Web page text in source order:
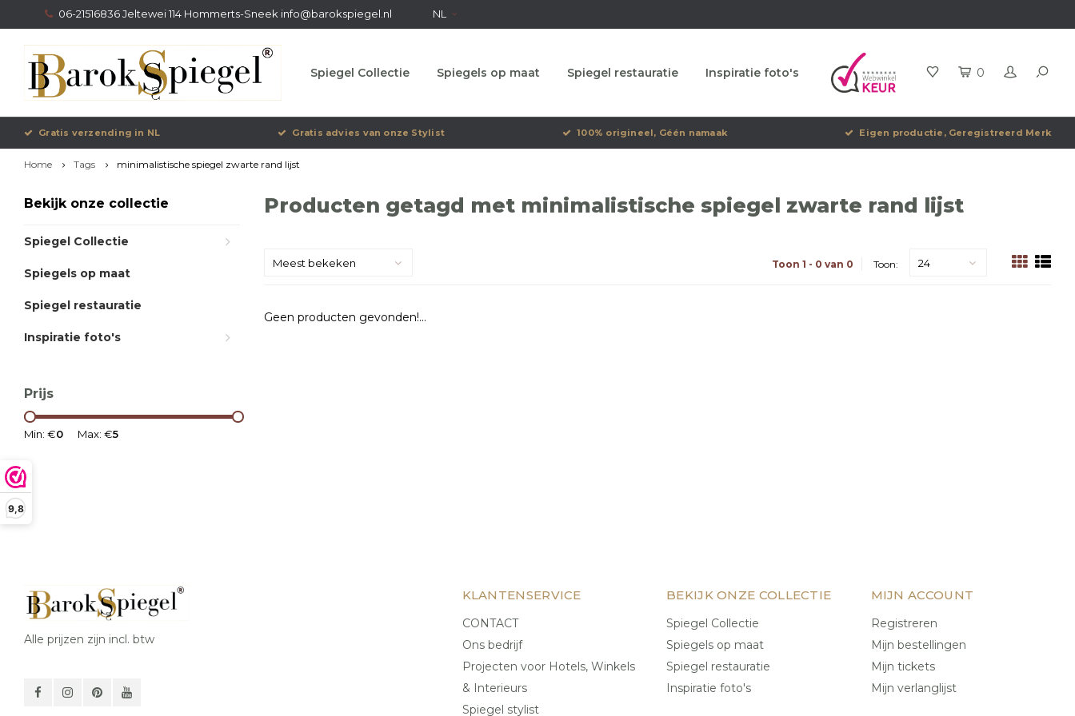
9,8
06-21516836 Jeltewei 114 Hommerts-Sneek info@barokspiegel.nl NL
Spiegel Collectie Spiegels op maat Spiegel restauratie Inspiratie foto's 0
Gratis verzending in NL Gratis advies van onze Stylist 100% origineel, Géén namaak Eigen productie, Geregistreerd Merk
Home Tags minimalistische spiegel zwarte rand lijst
Bekijk onze collectie
Spiegel Collectie
Spiegels op maat
Spiegel restauratie
Inspiratie foto's
Prijs
Min: €0 Max: €5
Producten getagd met minimalistische spiegel zwarte rand lijst
Meest bekeken Toon 1 - 0 van 0 Toon: 24
Geen producten gevonden!...
Alle prijzen zijn incl. btw
KLANTENSERVICE
CONTACT
Ons bedrijf
Projecten voor Hotels, Winkels
& Interieurs
Spiegel stylist
BEKIJK ONZE COLLECTIE
Spiegel Collectie
Spiegels op maat
Spiegel restauratie
Inspiratie foto's
MIJN ACCOUNT
Registreren
Mijn bestellingen
Mijn tickets
Mijn verlanglijst